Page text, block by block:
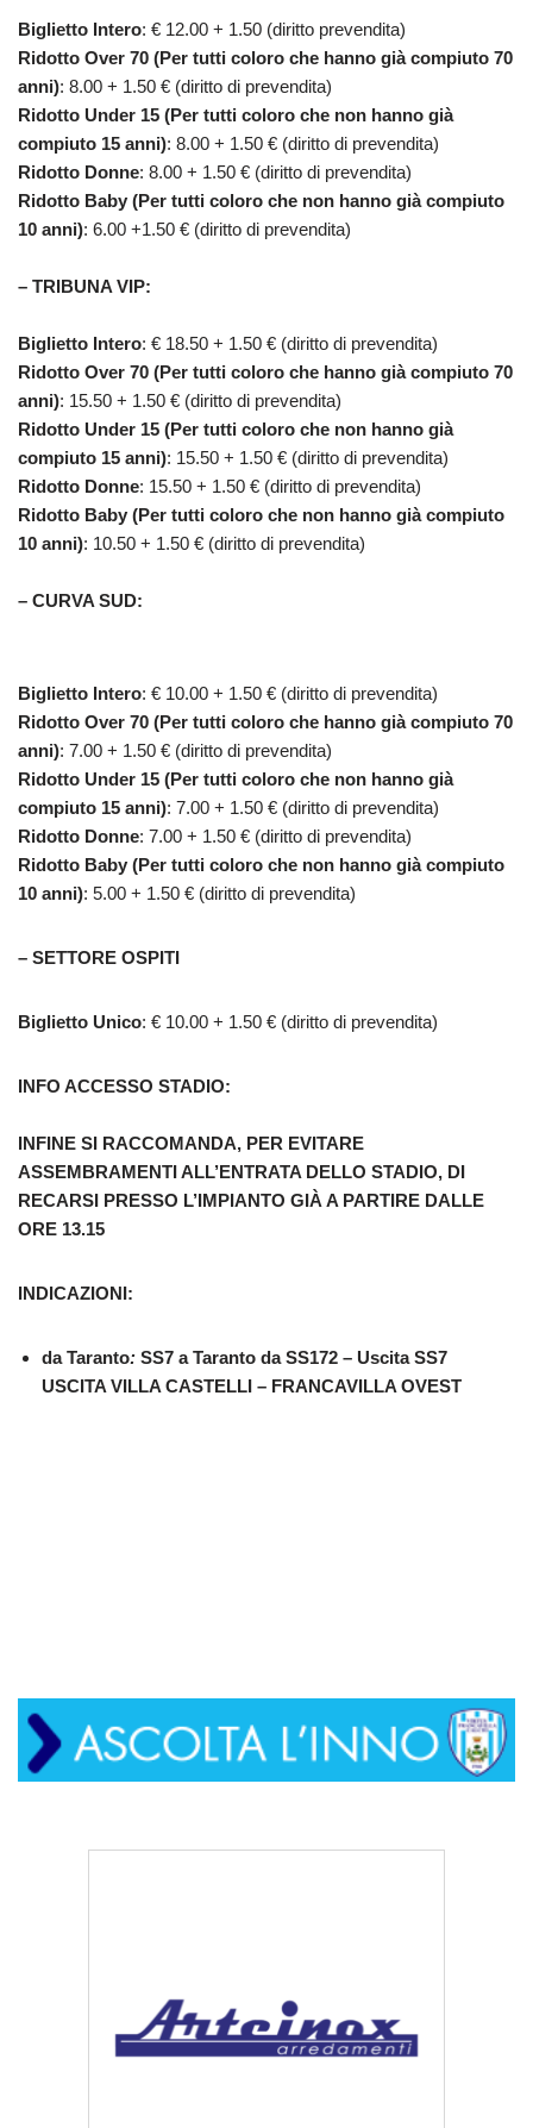
Biglietto Intero: € 12.00 + 1.50 (diritto prevendita)
Ridotto Over 70 (Per tutti coloro che hanno già compiuto 70
anni): 8.00 + 1.50 € (diritto di prevendita)
Ridotto Under 15 (Per tutti coloro che non hanno già
compiuto 15 anni): 8.00 + 1.50 € (diritto di prevendita)
Ridotto Donne: 8.00 + 1.50 € (diritto di prevendita)
Ridotto Baby (Per tutti coloro che non hanno già compiuto
10 anni): 6.00 +1.50 € (diritto di prevendita)
– TRIBUNA VIP:
Biglietto Intero: € 18.50 + 1.50 € (diritto di prevendita)
Ridotto Over 70 (Per tutti coloro che hanno già compiuto 70
anni): 15.50 + 1.50 € (diritto di prevendita)
Ridotto Under 15 (Per tutti coloro che non hanno già
compiuto 15 anni): 15.50 + 1.50 € (diritto di prevendita)
Ridotto Donne: 15.50 + 1.50 € (diritto di prevendita)
Ridotto Baby (Per tutti coloro che non hanno già compiuto
10 anni): 10.50 + 1.50 € (diritto di prevendita)
– CURVA SUD:
Biglietto Intero: € 10.00 + 1.50 € (diritto di prevendita)
Ridotto Over 70 (Per tutti coloro che hanno già compiuto 70
anni): 7.00 + 1.50 € (diritto di prevendita)
Ridotto Under 15 (Per tutti coloro che non hanno già
compiuto 15 anni): 7.00 + 1.50 € (diritto di prevendita)
Ridotto Donne: 7.00 + 1.50 € (diritto di prevendita)
Ridotto Baby (Per tutti coloro che non hanno già compiuto
10 anni): 5.00 + 1.50 € (diritto di prevendita)
– SETTORE OSPITI
Biglietto Unico: € 10.00 + 1.50 € (diritto di prevendita)
INFO ACCESSO STADIO:
INFINE SI RACCOMANDA, PER EVITARE
ASSEMBRAMENTI ALL’ENTRATA DELLO STADIO, DI
RECARSI PRESSO L’IMPIANTO GIÀ A PARTIRE DALLE
ORE 13.15
INDICAZIONI:
da Taranto: SS7 a Taranto da SS172 – Uscita SS7
USCITA VILLA CASTELLI – FRANCAVILLA OVEST